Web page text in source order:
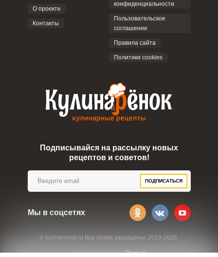
© kulinarenok.ru Все права защищены. 2019-2026.
Разработка сайта:Digrium
О проекте
Контакты
конфиденциальности
Пользовательское
соглашение
Правила сайта
Политики cookies
Подписывайся на рассылку новых
рецептов и советов!
ПОДПИСАТЬСЯ
Мы в соцсетях